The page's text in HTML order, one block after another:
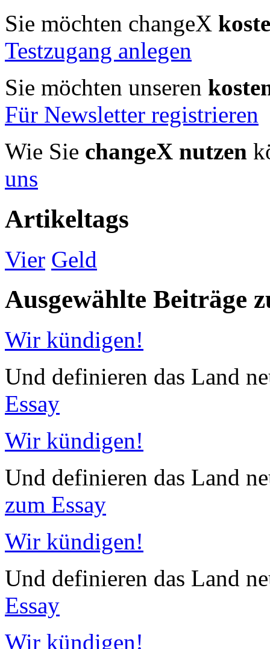
Sie möchten changeX
Testzugang anlegen
Sie möchten unseren
Für Newsletter registrieren
Wie Sie changeX nutzen
uns
Artikeltags
Vier Geld
Ausgewählte Beiträge
Wir kündigen!
Und definieren das Land
Essay
Wir kündigen!
Und definieren das Land
zum Essay
Wir kündigen!
Und definieren das Land
Essay
Wir kündigen!